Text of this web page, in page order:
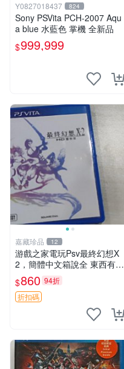
Y0827018437 824
Sony PSVita PCH-2007 Aqu
a blue 水藍色 掌機 全新品
$999,999
嘉藏珍品 12
游戲之家電玩Psv最終幻想X
2，簡體中文箱說全 東西有現
貨 可以發手物品 無質量問題
售不退不換
$860 94折
折扣碼